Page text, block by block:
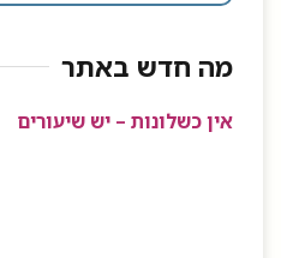
מה חדש באתר
אין כשלונות – יש שיעורים